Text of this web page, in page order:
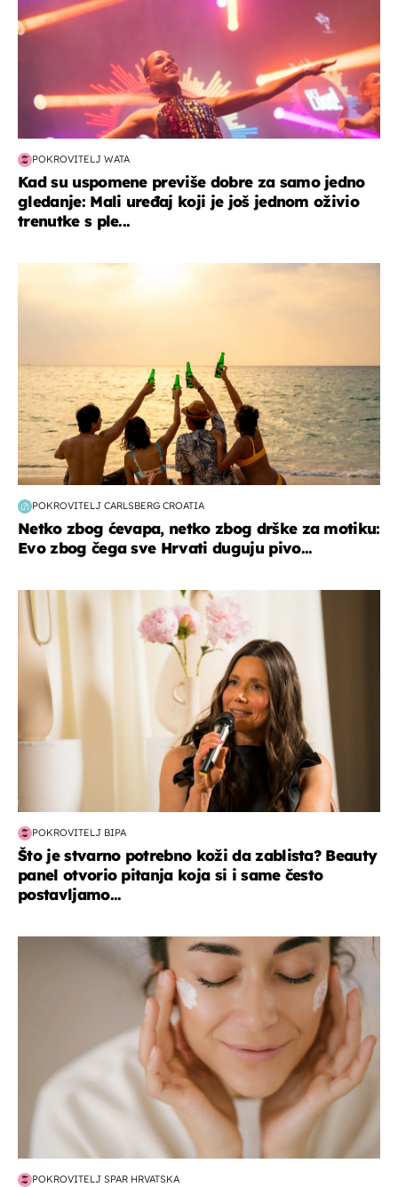
POKROVITELJ WATA
Kad su uspomene previše dobre za samo jedno
gledanje: Mali uređaj koji je još jednom oživio
trenutke s ple...
POKROVITELJ CARLSBERG CROATIA
Netko zbog ćevapa, netko zbog drške za motiku:
Evo zbog čega sve Hrvati duguju pivo...
moda & ljepota
POKROVITELJ BIPA
Što je stvarno potrebno koži da zablista? Beauty
panel otvorio pitanja koja si i same često
postavljamo...
moda & ljepota
POKROVITELJ SPAR HRVATSKA